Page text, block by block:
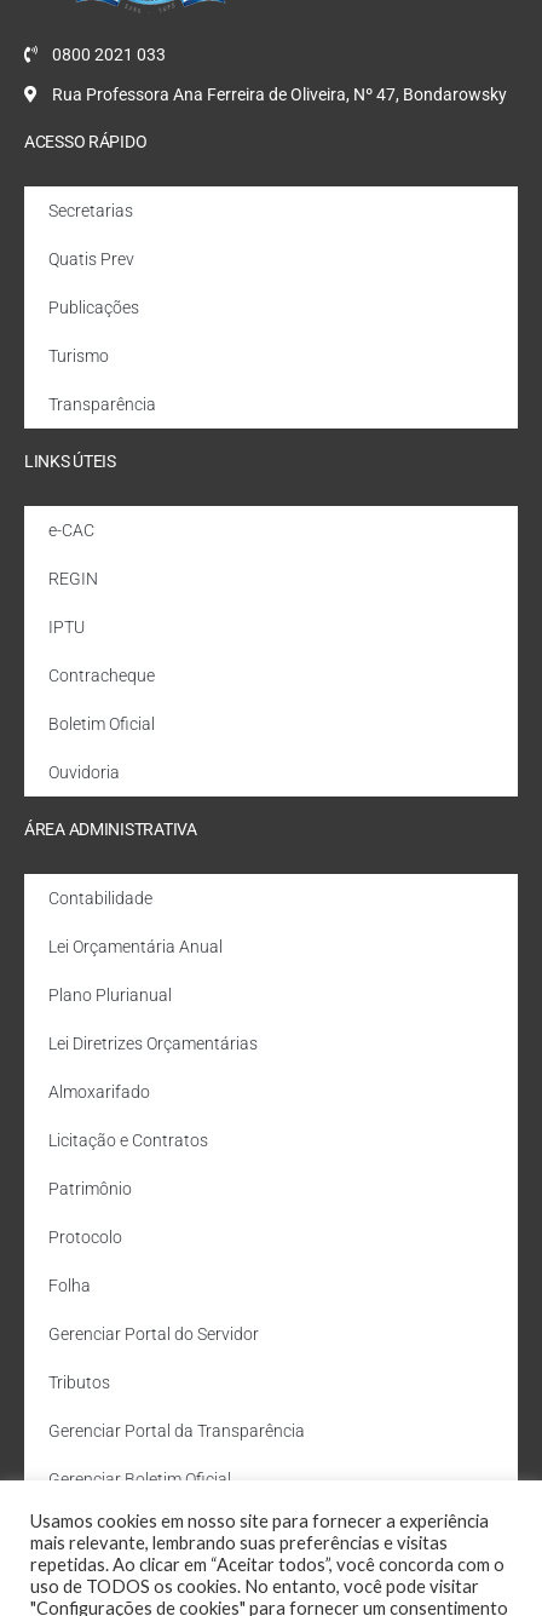
0800 2021 033
Rua Professora Ana Ferreira de Oliveira, Nº 47, Bondarowsky
ACESSO RÁPIDO
Secretarias
Quatis Prev
Publicações
Turismo
Transparência
LINKS ÚTEIS
e-CAC
REGIN
IPTU
Contracheque
Boletim Oficial
Ouvidoria
ÁREA ADMINISTRATIVA
Contabilidade
Lei Orçamentária Anual
Plano Plurianual
Lei Diretrizes Orçamentárias
Almoxarifado
Licitação e Contratos
Patrimônio
Protocolo
Folha
Gerenciar Portal do Servidor
Tributos
Gerenciar Portal da Transparência
Gerenciar Boletim Oficial
Departamento de Água e Esgoto
Administração Site
Usamos cookies em nosso site para fornecer a experiência
mais relevante, lembrando suas preferências e visitas
repetidas. Ao clicar em “Aceitar todos”, você concorda com o
uso de TODOS os cookies. No entanto, você pode visitar
"Configurações de cookies" para fornecer um consentimento